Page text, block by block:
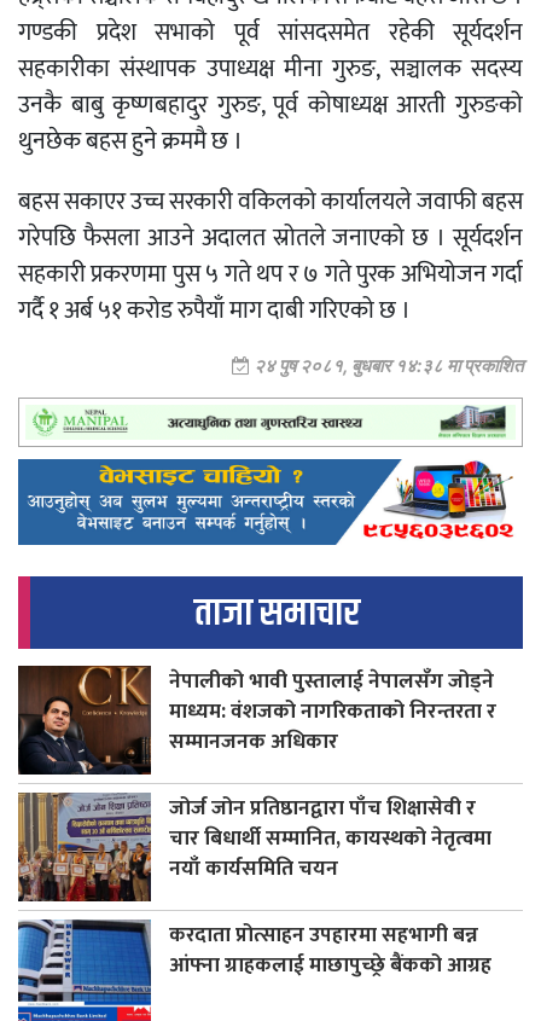
गण्डकी प्रदेश सभाको पूर्व सांसदसमेत रहेकी सूर्यदर्शन
सहकारीका संस्थापक उपाध्यक्ष मीना गुरुङ, सञ्चालक सदस्य
उनकै बाबु कृष्णबहादुर गुरुङ, पूर्व कोषाध्यक्ष आरती गुरुङको
थुनछेक बहस हुने क्रममै छ ।
बहस सकाएर उच्च सरकारी वकिलको कार्यालयले जवाफी बहस
गरेपछि फैसला आउने अदालत स्रोतले जनाएको छ । सूर्यदर्शन
सहकारी प्रकरणमा पुस ५ गते थप र ७ गते पुरक अभियोजन गर्दा
गर्दै १ अर्ब ५१ करोड रुपैयाँ माग दाबी गरिएको छ ।
२४ पुष २०८१, बुधबार १४:३८ मा प्रकाशित
ताजा समाचार
नेपालीको भावी पुस्तालाई नेपालसँग जोड्ने
माध्यम: वंशजको नागरिकताको निरन्तरता र
सम्मानजनक अधिकार
जोर्ज जोन प्रतिष्ठानद्वारा पाँच शिक्षासेवी र
चार बिधार्थी सम्मानित, कायस्थको नेतृत्वमा
नयाँ कार्यसमिति चयन
करदाता प्रोत्साहन उपहारमा सहभागी बन्न
आंफ्ना ग्राहकलाई माछापुच्छ्रे बैंकको आग्रह